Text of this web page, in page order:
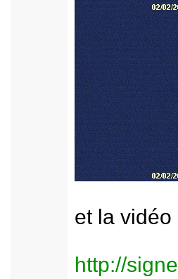
et la vidéo
http://